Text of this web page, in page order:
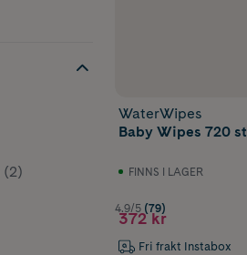
(2)
WaterWipes
Baby Wipes 720 st
FINNS I LAGER
4.9/5 (79)
372 kr
Fri frakt Instabox